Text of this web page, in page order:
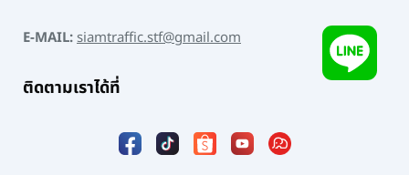
E-MAIL:siamtraffic.stf@gmail.com
ติดตามเราได้ที่